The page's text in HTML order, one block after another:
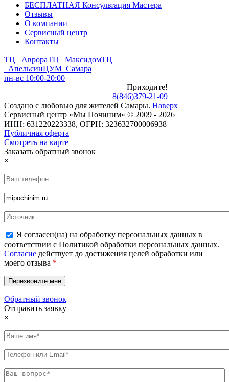
БЕСПЛАТНАЯ Консультация Мастера
Отзывы
О компании
Сервисный центр
Контакты
ТЦ АврораТЦ МаксидомТЦ
АпельсинЦУМ Самара
пн-вс 10:00-20:00
Приходите!
8(846)379-21-09
Создано с любовью для жителей Самары. Наверх
Сервисный центр «Мы Починим» © 2009 - 2026
ИНН: 631220223338, ОГРН: 323632700006938
Публичная оферта
Смотреть на карте
Заказать обратный звонок
×
Я согласен(на) на обработку персональных данных в
соответствии с Политикой обработки персональных данных.
Согласие действует до достижения целей обработки или
моего отзыва *
Обратный звонок
Отправить заявку
×